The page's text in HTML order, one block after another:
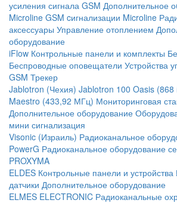
усиления сигнала GSM Дополнительное
Microline GSM cигнализации Microline
аксессуары Управление отоплением
оборудование
iFlow Контрольные панели и комплекты
Беспроводные оповещатели Устройства
GSM Трекер
Jablotron (Чехия) Jablotron 100 Oasis
Maestro (433,92 МГц) Мониторинговая
Дополнительное оборудование
мини сигнализация
Visonic (Израиль) Радиоканальное
PowerG Радиоканальное оборудование
PROXYMA
ELDES Контрольные панели и устройства
датчики Дополнительное оборудование
ELMES ELECTRONIC Радиоканальные